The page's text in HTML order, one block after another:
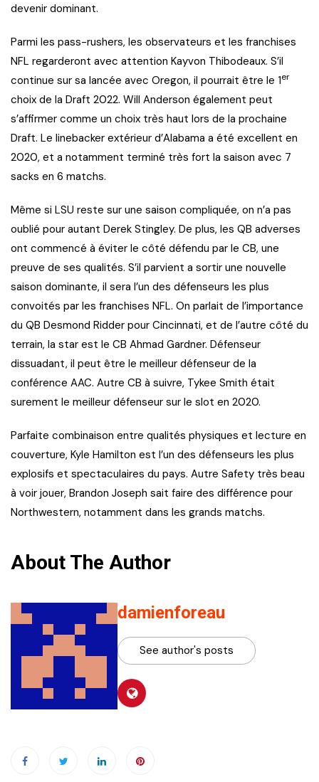
devenir dominant.
Parmi les pass-rushers, les observateurs et les franchises
NFL regarderont avec attention Kayvon Thibodeaux. S’il
continue sur sa lancée avec Oregon, il pourrait être le 1er
choix de la Draft 2022. Will Anderson également peut
s’affirmer comme un choix très haut lors de la prochaine
Draft. Le linebacker extérieur d’Alabama a été excellent en
2020, et a notamment terminé très fort la saison avec 7
sacks en 6 matchs.
Même si LSU reste sur une saison compliquée, on n’a pas
oublié pour autant Derek Stingley. De plus, les QB adverses
ont commencé à éviter le côté défendu par le CB, une
preuve de ses qualités. S’il parvient a sortir une nouvelle
saison dominante, il sera l’un des défenseurs les plus
convoités par les franchises NFL. On parlait de l’importance
du QB Desmond Ridder pour Cincinnati, et de l’autre côté du
terrain, la star est le CB Ahmad Gardner. Défenseur
dissuadant, il peut être le meilleur défenseur de la
conférence AAC. Autre CB à suivre, Tykee Smith était
surement le meilleur défenseur sur le slot en 2020.
Parfaite combinaison entre qualités physiques et lecture en
couverture, Kyle Hamilton est l’un des défenseurs les plus
explosifs et spectaculaires du pays. Autre Safety très beau
à voir jouer, Brandon Joseph sait faire des différence pour
Northwestern, notamment dans les grands matchs.
About The Author
damienforeau
See author's posts